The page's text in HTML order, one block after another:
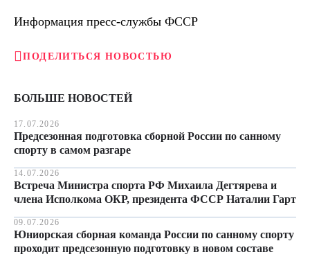
Информация пресс-службы ФССР
ПОДЕЛИТЬСЯ НОВОСТЬЮ
БОЛЬШЕ НОВОСТЕЙ
17.07.2026
Предсезонная подготовка сборной России по санному
спорту в самом разгаре
14.07.2026
Встреча Министра спорта РФ Михаила Дегтярева и
члена Исполкома ОКР, президента ФССР Наталии Гарт
09.07.2026
Юниорская сборная команда России по санному спорту
проходит предсезонную подготовку в новом составе